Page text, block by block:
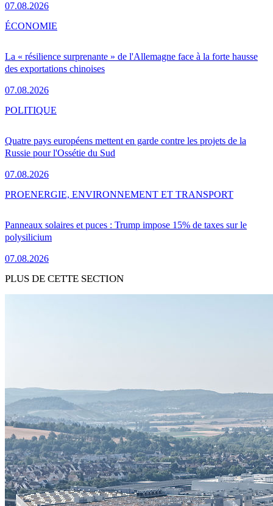
07.08.2026
La « résilience surprenante » de l'Allemagne face à la forte hausse
des exportations chinoises
07.08.2026
ÉCONOMIE
Quatre pays européens mettent en garde contre les projets de la
Russie pour l'Ossétie du Sud
07.08.2026
POLITIQUE
Panneaux solaires et puces : Trump impose 15% de taxes sur le
polysilicium
07.08.2026
PROENERGIE, ENVIRONNEMENT ET TRANSPORT
PLUS DE CETTE SECTION